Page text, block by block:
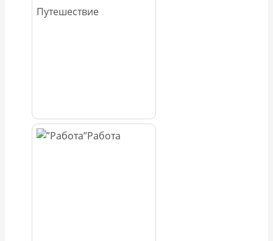
Путешествие
Работа